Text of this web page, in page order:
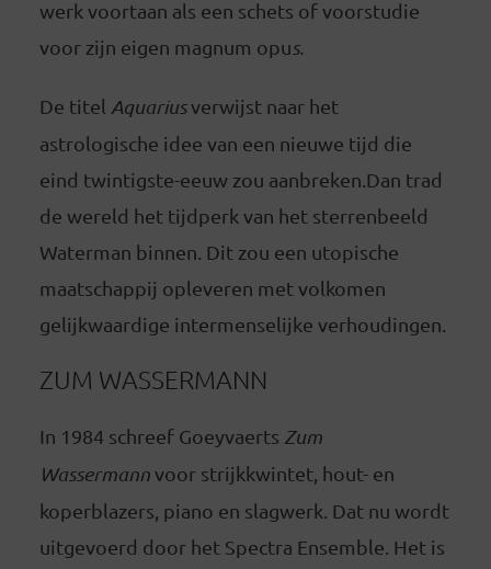
werk voortaan als een schets of voorstudie
voor zijn eigen magnum opus.
De titel Aquariusverwijst naar het
astrologische idee van een nieuwe tijd die
eind twintigste-eeuw zou aanbreken.Dan trad
de wereld het tijdperk van het sterrenbeeld
Waterman binnen. Dit zou een utopische
maatschappij opleveren met volkomen
gelijkwaardige intermenselijke verhoudingen.
ZUM WASSERMANN
In 1984 schreef Goeyvaerts Zum
Wassermannvoor strijkkwintet, hout- en
koperblazers, piano en slagwerk. Dat nu wordt
uitgevoerd door het Spectra Ensemble. Het is